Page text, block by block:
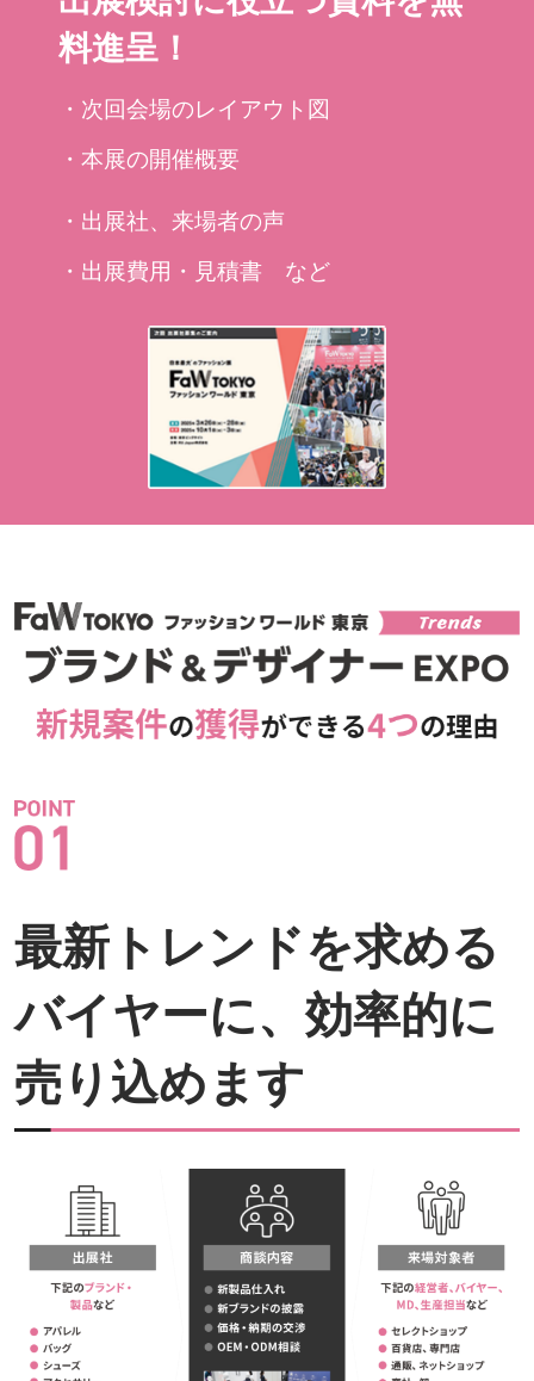
料進呈！
・次回会場のレイアウト図
・本展の開催概要
・出展社、来場者の声
・出展費用・見積書 など
最新トレンドを求める
バイヤーに、効率的に
売り込めます